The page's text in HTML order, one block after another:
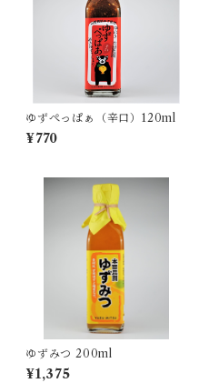
ゆずぺっぱぁ（辛口）120ml
¥770
ゆずみつ 200ml
¥1,375